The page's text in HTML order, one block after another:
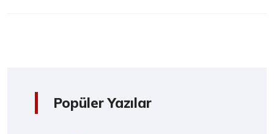
Popüler Yazılar